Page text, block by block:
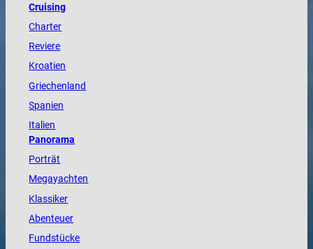
Cruising
Charter
Reviere
Kroatien
Griechenland
Spanien
Italien
Panorama
Porträt
Megayachten
Klassiker
Abenteuer
Fundstücke